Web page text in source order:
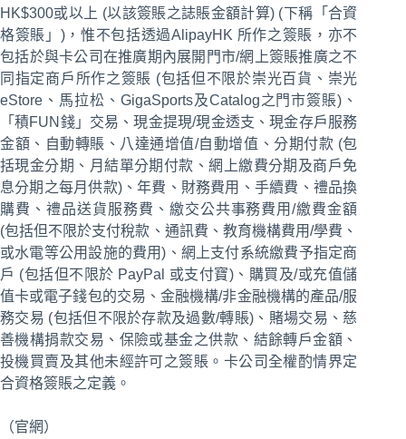
HK$300或以上 (以該簽賬之誌賬金額計算) (下稱「合資
格簽賬」)，惟不包括透過AlipayHK 所作之簽賬，亦不
包括於與卡公司在推廣期內展開門市/網上簽賬推廣之不
同指定商戶所作之簽賬 (包括但不限於崇光百貨、崇光
eStore、馬拉松、GigaSports及Catalog之門市簽賬)、
「積FUN錢」交易、現金提現/現金透支、現金存戶服務
金額、自動轉賬、八達通增值/自動增值、分期付款 (包
括現金分期、月結單分期付款、網上繳費分期及商戶免
息分期之每月供款)、年費、財務費用、手續費、禮品換
購費、禮品送貨服務費、繳交公共事務費用/繳費金額
(包括但不限於支付稅款、通訊費、教育機構費用/學費、
或水電等公用設施的費用)、網上支付系統繳費予指定商
戶 (包括但不限於 PayPal 或支付寶)、購買及/或充值儲
值卡或電子錢包的交易、金融機構/非金融機構的產品/服
務交易 (包括但不限於存款及過數/轉賬)、賭場交易、慈
善機構捐款交易、保險或基金之供款、結餘轉戶金額、
投機買賣及其他未經許可之簽賬。卡公司全權酌情界定
合資格簽賬之定義。
（官網）